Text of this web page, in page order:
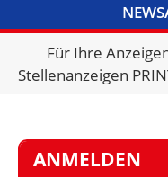
NEWS
Für Ihre
Stellenanzeigen
ANMELDEN